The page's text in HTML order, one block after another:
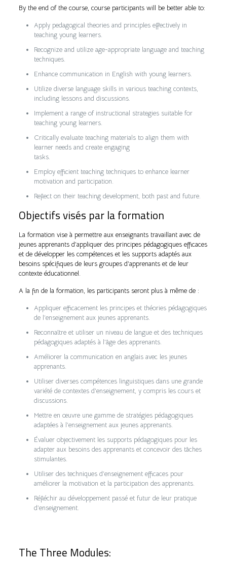
By the end of the course, course participants will be better able to:
Apply pedagogical theories and principles effectively in
teaching young learners.
Recognize and utilize age-appropriate language and teaching
techniques.
Enhance communication in English with young learners.
Utilize diverse language skills in various teaching contexts,
including lessons and discussions.
Implement a range of instructional strategies suitable for
teaching young learners.
Critically evaluate teaching materials to align them with
learner needs and create engaging
tasks.
Employ efficient teaching techniques to enhance learner
motivation and participation.
Reflect on their teaching development, both past and future.
Objectifs visés par la formation
La formation vise à permettre aux enseignants travaillant avec de
jeunes apprenants d’appliquer des principes pédagogiques efficaces
et de développer les compétences et les supports adaptés aux
besoins spécifiques de leurs groupes d’apprenants et de leur
contexte éducationnel.
A la fin de la formation, les participants seront plus à même de :
Appliquer efficacement les principes et théories pédagogiques
de l’enseignement aux jeunes apprenants.
Reconnaître et utiliser un niveau de langue et des techniques
pédagogiques adaptés à l’âge des apprenants.
Améliorer la communication en anglais avec les jeunes
apprenants.
Utiliser diverses compétences linguistiques dans une grande
variété de contextes d’enseignement, y compris les cours et
discussions.
Mettre en œuvre une gamme de stratégies pédagogiques
adaptées à l’enseignement aux jeunes apprenants.
Évaluer objectivement les supports pédagogiques pour les
adapter aux besoins des apprenants et concevoir des tâches
stimulantes.
Utiliser des techniques d’enseignement efficaces pour
améliorer la motivation et la participation des apprenants.
Réfléchir au développement passé et futur de leur pratique
d’enseignement.
The Three Modules: